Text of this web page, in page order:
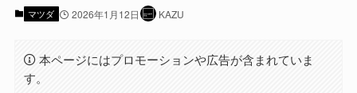
マツダ 2026年1月12日 KAZU
本ページにはプロモーションや広告が含まれていま
す。